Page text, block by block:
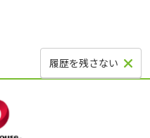
履歴を残さない